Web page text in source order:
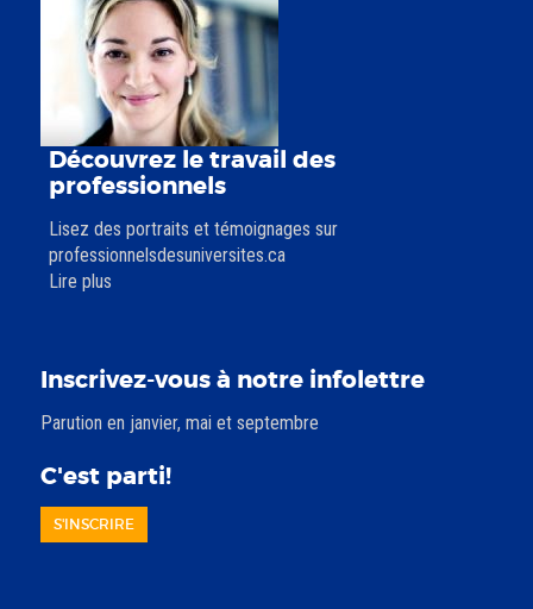
Découvrez le travail des
professionnels
Lisez des portraits et témoignages sur
professionnelsdesuniversites.ca
Lire plus
Inscrivez-vous à notre infolettre
Parution en janvier, mai et septembre
C'est parti!
S'INSCRIRE